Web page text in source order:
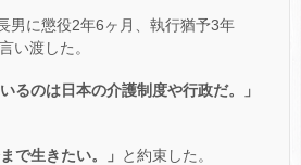
男に懲役2年6ヶ月、執行猶予3年
い渡した。
いるのは日本の介護制度や行政だ。」
で生きたい。」 と約束した。